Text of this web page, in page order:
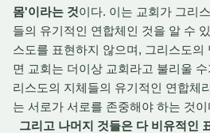
몸'이라는 것이다. 이는 교회가 그리
들의 유기적인 연합체인 것을 알 수
스도를 표현하지 않으며, 그리스도의
면 교회는 더이상 교회라고 불리울
리스도의 지체들의 유기적인 연합체
는 서로가 서로를 존중해야 하는 것이
그리고 나머지 것들은 다 비유적인